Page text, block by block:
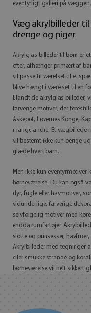
eventyrligt galleri på væggen.
Væg akrylbilleder
drenge og piger
Akrylglas billeder til børn er
efter, afhænger primært af
vil passe til værelset til et
blive hængt i værelset til en
Blandt de akrylglas billeder,
farverige motiver, der
Askepot, Løvernes Konge,
mange andre. Et vægbillede
vil bestemt ikke kun berige
glæde hvert barn.
Men ikke kun
børneværelse. Du kan også
dyr, fugle eller havmotiver,
vidunderlige, farverige
selvfølgelig motiver med
endda rumfartøjer.
slotte og prinsesser,
Akrylbilleder med tegninger
eller smukke strande og
børneværelse vil helt sikkert